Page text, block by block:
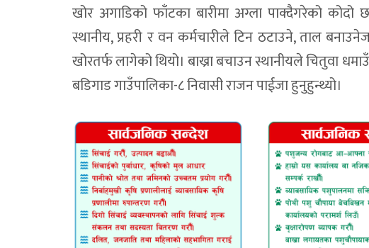
खोर अगाडिको फाँटका बारीमा अग्ला पाक्दैगरेको
स्थानीय, प्रहरी र वन कर्मचारीले टिन ठटाउने, ताल
खोरतर्फ लागेको थियो। बाख्रा बचाउन स्थानीयले चितुवा
बडिगाड गाउँपालिका-८ निवासी राजन पाईजा हुनुहुन्थ्यो।